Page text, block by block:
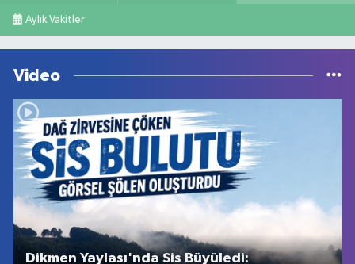
Aylık Vakitler
Video
Dikmen Yaylası'nda Sis Büyüledi: